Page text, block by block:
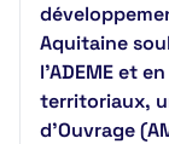
Aquitaine
l’ADEME et
territoriaux,
d’Ouvrage